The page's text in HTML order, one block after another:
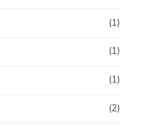
(1)
(1)
(1)
(2)